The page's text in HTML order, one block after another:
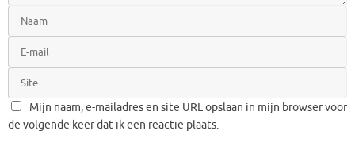
Mijn naam, e-mailadres en site URL opslaan in mijn browser voor
de volgende keer dat ik een reactie plaats.